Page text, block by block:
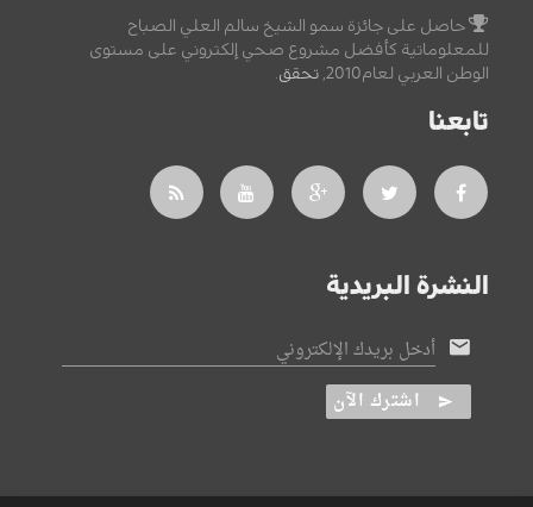
حاصل على جائزة سمو الشيخ سالم العلي الصباح
للمعلوماتية كأفضل مشروع صحي إلكتروني على مستوى
الوطن العربي لعام2010,
تحقق
تابعنا
النشرة البريدية
أدخل بريدك الإلكتروني
اشترك الآن